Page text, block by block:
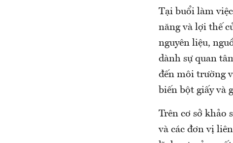
Tại buổi làm
năng và lợi thế
nguyên liệu,
dành sự quan
đến môi trường
biến bột giấy và
Trên cơ sở khảo
và các đơn vị